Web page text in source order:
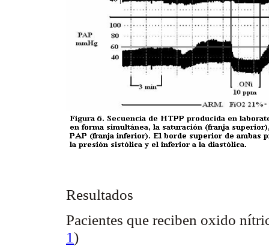
Resultados
Pacientes que reciben oxido
1)